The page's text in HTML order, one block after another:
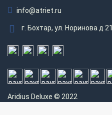
info@atriet.ru
г. Бохтар, ул. Норинова д 21
Aridius Deluxe © 2022